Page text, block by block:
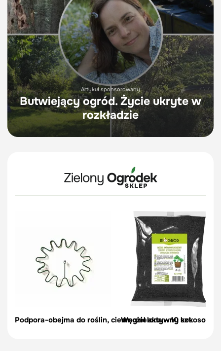
Artykuł sponsorowany
Butwiejący ogród. Życie ukryte w
rozkładzie
Podpora-obejma do roślin, ciemnozielona – 10 szt.
Węgiel aktywny kokosowy